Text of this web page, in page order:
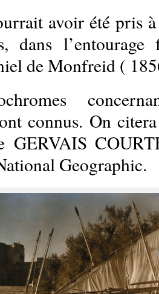
avoir été pris
dans
de Monfreid (
connus. On
GERVAIS
Geographic.